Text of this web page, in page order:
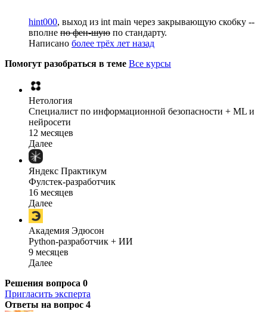
hint000, выход из int main через закрывающую скобку --
вполне по фен-шую по стандарту.
Написано более трёх лет назад
Помогут разобраться в теме Все курсы
Нетология
Специалист по информационной безопасности + ML и
нейросети
12 месяцев
Далее
Яндекс Практикум
Фулстек-разработчик
16 месяцев
Далее
Академия Эдюсон
Python-разработчик + ИИ
9 месяцев
Далее
Решения вопроса 0
Пригласить эксперта
Ответы на вопрос 4